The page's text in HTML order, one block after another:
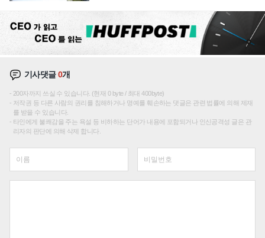
기사댓글0개
200자까지 쓰실 수 있습니다. (현재 0 byte / 최대 400byte)
저작권 등 다른 사람의 권리를 침해하거나 명예를 훼손하는 댓글은 관련 법률에 의해 제재
를 받을 수 있습니다.
타인에게 불쾌감을 주는 욕설 등 비하하는 단어가 내용에 포함되거나 인신공격성 글은 관
리자의 판단에 의해 삭제 합니다.